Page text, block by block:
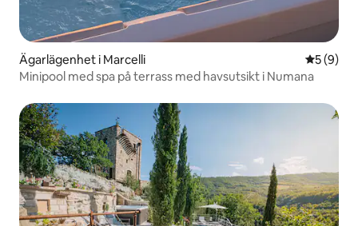
Ägarlägenhet i Marcelli 5 av 5 i
5 (9)
Minipool med spa på terrass med havsutsikt i Numana